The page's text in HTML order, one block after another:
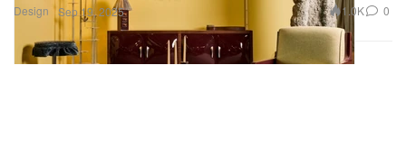
Design Sep 19, 2025 1.0K 0